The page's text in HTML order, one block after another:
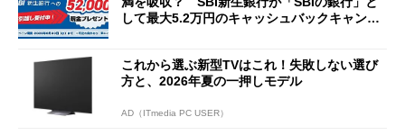
して最大5.2万円のキャッシュバックキャンペ
これから選ぶ新型TVはこれ！失敗しない選び
方と、2026年夏の一押しモデル
AD（ITmedia PC USER）